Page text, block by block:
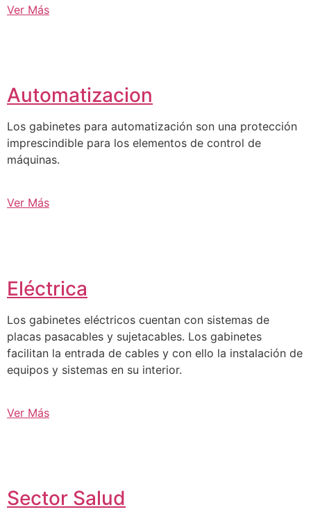
Ver Más
Automatizacion
Los gabinetes para automatización son una protección
imprescindible para los elementos de control de
máquinas.
Ver Más
Eléctrica
Los gabinetes eléctricos cuentan con sistemas de
placas pasacables y sujetacables. Los gabinetes
facilitan la entrada de cables y con ello la instalación de
equipos y sistemas en su interior.
Ver Más
Sector Salud